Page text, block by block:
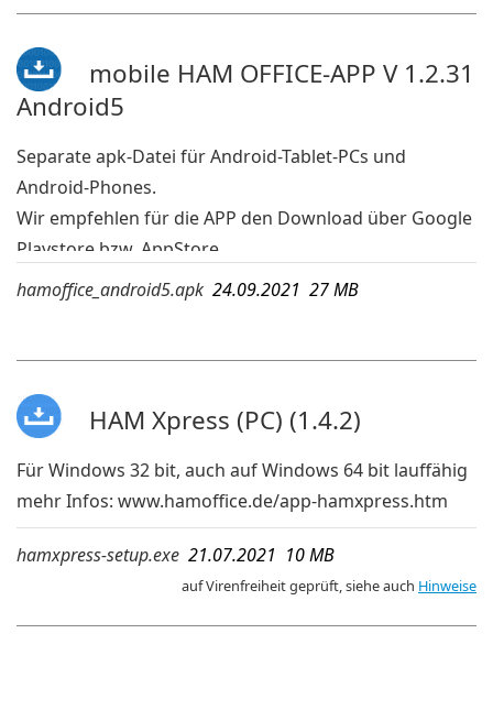
mobile HAM OFFICE-APP V 1.2.31
Android5
Separate apk-Datei für Android-Tablet-PCs und
Android-Phones.
Wir empfehlen für die APP den Download über Google
Playstore bzw. AppStore.
Wird die App dort jedoch wegen einer veralteten
bei Android 5 lauffähig.
mehr Infos: www.hamoffice.de/app-hamoffice.htm
hamoffice_android5.apk 24.09.2021 27 MB
HAM Xpress (PC) (1.4.2)
Für Windows 32 bit, auch auf Windows 64 bit lauffähig
mehr Infos: www.hamoffice.de/app-hamxpress.htm
hamxpress-setup.exe 21.07.2021 10 MB
auf Virenfreiheit geprüft, siehe auch Hinweise